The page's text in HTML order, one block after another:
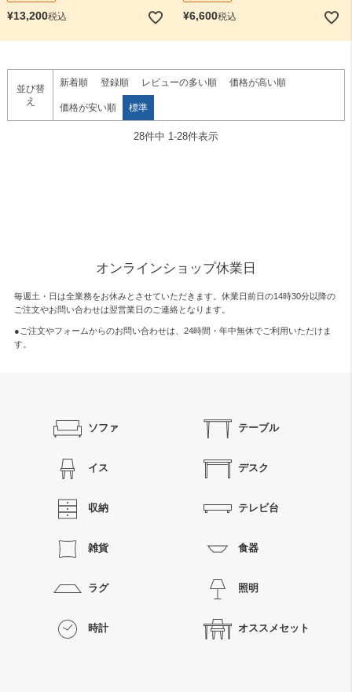
¥13,200税込 ¥6,600税込
並び替
え
新着順 登録順 レビューの多い順 価格が高い順
価格が安い順 標準
28件中 1-28件表示
オンラインショップ休業日
毎週土・日は全業務をお休みとさせていただきます。休業日前日の14時30分以降の
ご注文やお問い合わせは翌営業日のご連絡となります。
●ご注文やフォームからのお問い合わせは、 24時間・年中無休でご利用いただけま
す。
ソファ テーブル
イス デスク
収納 テレビ台
雑貨 食器
ラグ 照明
時計 オススメセット